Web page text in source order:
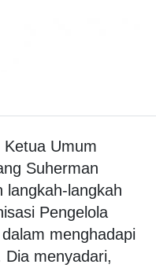
Ketua Umum
Suherman
langkah-langkah
Pengelola
dalam menghadapi
menyadari,